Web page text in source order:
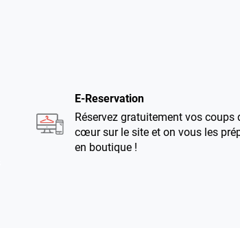
E-Reservation
Réservez gratuitement vos coups
cœur sur le site et on vous les
en boutique !